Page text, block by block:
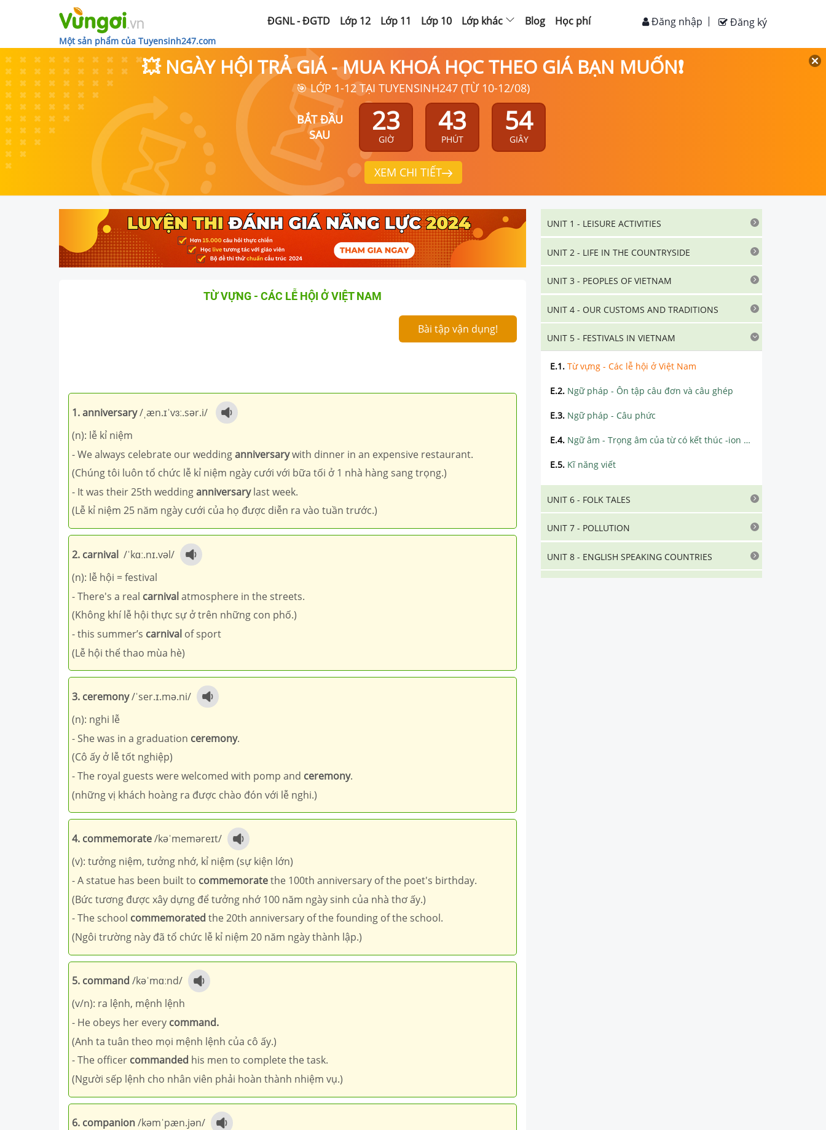
Một sản phẩm của Tuyensinh247.com
ĐGNL - ĐGTD Lớp 12 Lớp 11 Lớp 10 Lớp khác Blog Học phí Đăng ký
Đăng nhập
💥 NGÀY HỘI TRẢ GIÁ - MUA KHOÁ HỌC THEO GIÁ BẠN MUỐN❗
🎯 LỚP 1-12 TẠI TUYENSINH247 (TỪ 10-12/08)
BẮT ĐẦU
SAU
23
GIỜ
43
PHÚT
53
GIÂY
XEM CHI TIẾT
TỪ VỰNG - CÁC LỄ HỘI Ở VIỆT NAM
Bài tập vận dụng!
1. anniversary/ˌæn.ɪˈvɜː.sər.i/
(n): lễ kỉ niệm
- We always celebrate our weddinganniversarywith dinner in an expensive restaurant.
(Chúng tôi luôn tổ chức lễ kỉ niệm ngày cưới với bữa tối ở 1 nhà hàng sang trọng.)
- It was their 25th weddinganniversarylast week.
(Lễ kỉ niệm 25 năm ngày cưới của họ được diễn ra vào tuần trước.)
2. carnival /ˈkɑː.nɪ.vəl/
(n): lễ hội = festival
- There's a real carnivalatmosphere in the streets.
(Không khí lễ hội thực sự ở trên những con phố.)
- this summer’s carnival of sport
(Lễ hội thể thao mùa hè)
3. ceremony/ˈser.ɪ.mə.ni/
(n): nghi lễ
- She was in a graduation ceremony.
(Cô ấy ở lễ tốt nghiệp)
- The royal guests were welcomed with pomp and ceremony.
(những vị khách hoàng ra được chào đón với lễ nghi.)
4. commemorate/kəˈmeməreɪt/
(v): tưởng niệm, tưởng nhớ, kỉ niệm (sự kiện lớn)
- A statue has been built to commemoratethe 100th anniversary of the poet's birthday.
(Bức tương được xây dựng để tưởng nhớ 100 năm ngày sinh của nhà thơ ấy.)
- The school commemorated the 20th anniversary of the founding of the school.
(Ngôi trường này đã tổ chức lễ kỉ niệm 20 năm ngày thành lập.)
5. command /kəˈmɑːnd/
(v/n): ra lệnh, mệnh lệnh
- He obeys her every command.
(Anh ta tuân theo mọi mệnh lệnh của cô ấy.)
- The officer commanded his men to complete the task.
(Người sếp lệnh cho nhân viên phải hoàn thành nhiệm vụ.)
6. companion/kəmˈpæn.jən/
UNIT 1 - LEISURE ACTIVITIES
UNIT 2 - LIFE IN THE COUNTRYSIDE
UNIT 3 - PEOPLES OF VIETNAM
UNIT 4 - OUR CUSTOMS AND TRADITIONS
UNIT 5 - FESTIVALS IN VIETNAM
E.1. Từ vựng - Các lễ hội ở Việt Nam
E.2. Ngữ pháp - Ôn tập câu đơn và câu ghép
E.3. Ngữ pháp - Câu phức
E.4. Ngữ âm - Trọng âm của từ có kết thúc -ion và -ian
E.5. Kĩ năng viết
UNIT 6 - FOLK TALES
UNIT 7 - POLLUTION
UNIT 8 - ENGLISH SPEAKING COUNTRIES